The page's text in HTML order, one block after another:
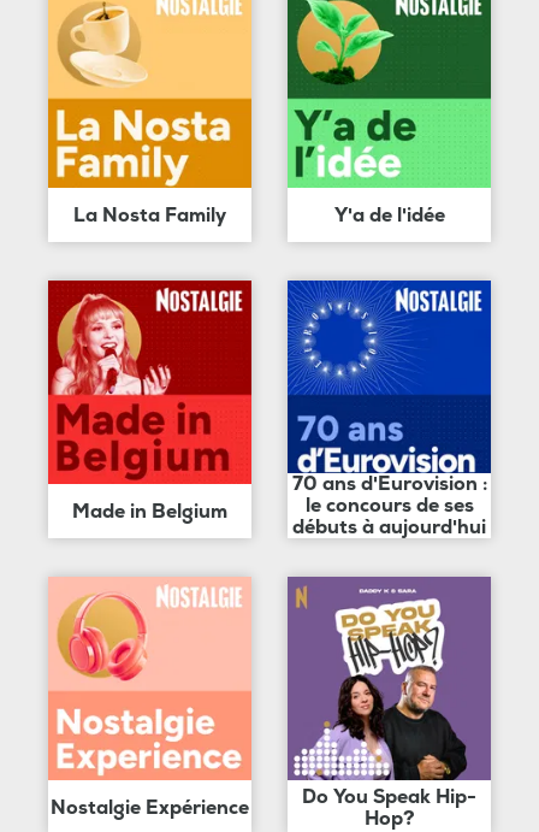
La Nosta Family Y'a de l'idée
Made in Belgium
70 ans d'Eurovision :
le concours de ses
débuts à aujourd'hui
Nostalgie Expérience
Do You Speak Hip-
Hop?